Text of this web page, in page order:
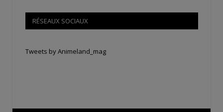
RÉSEAUX SOCIAUX
Tweets by Animeland_mag